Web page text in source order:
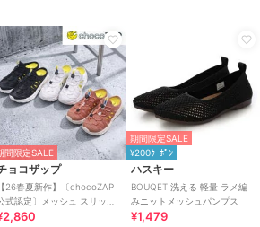
間限定SALE
ョコザップ
【26春夏新作】〔chocoZAP
式認定〕メッシュ スリッポ
スニーカーサンダル
期間限定SALE
¥200ｸｰﾎﾟﾝ
ハスキー
BOUQET 洗える 軽量 ラメ編
みニットメッシュパンプス
¥1,479